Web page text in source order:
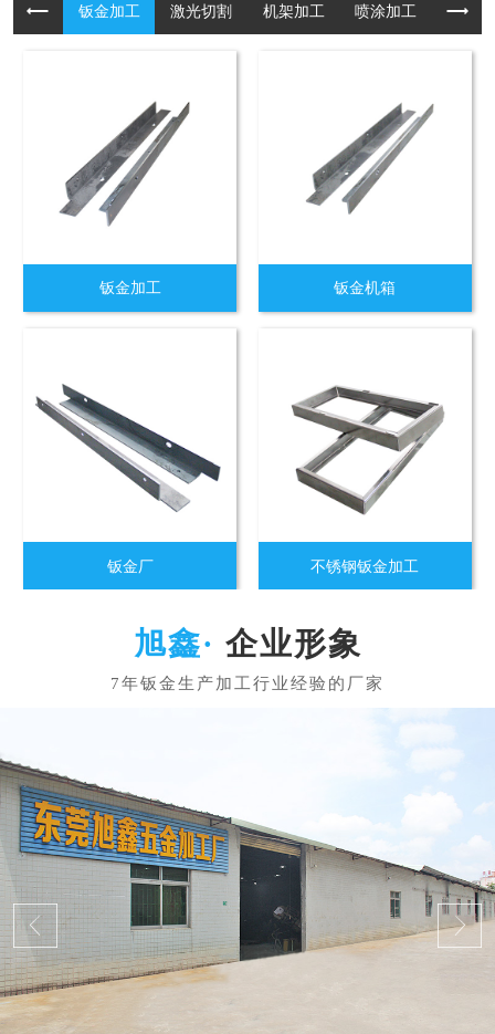
钣金加工 激光切割 机架加工 喷涂加工 折板
钣金加工 钣金机箱
钣金厂 不锈钢钣金加工
企业形象